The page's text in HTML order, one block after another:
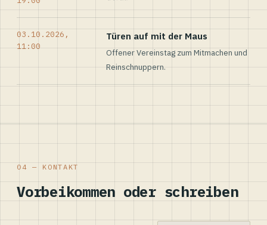
03.10.2026,
11:00
Türen auf mit der Maus
Offener Vereinstag zum Mitmachen und
Reinschnuppern.
04 — KONTAKT
Vorbeikommen oder schreiben